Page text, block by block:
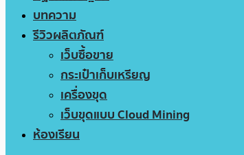
บทความ
รีวิวผลิตภัณฑ์
เว็บซื้อขาย
กระเป๋าเก็บเหรียญ
เครื่องขุด
เว็บขุดแบบ Cloud Mining
ห้องเรียน